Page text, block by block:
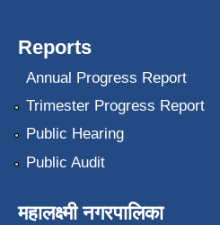
Reports
Annual Progress Report
Trimester Progress Report
Public Hearing
Public Audit
महालक्ष्मी नगरपालिका